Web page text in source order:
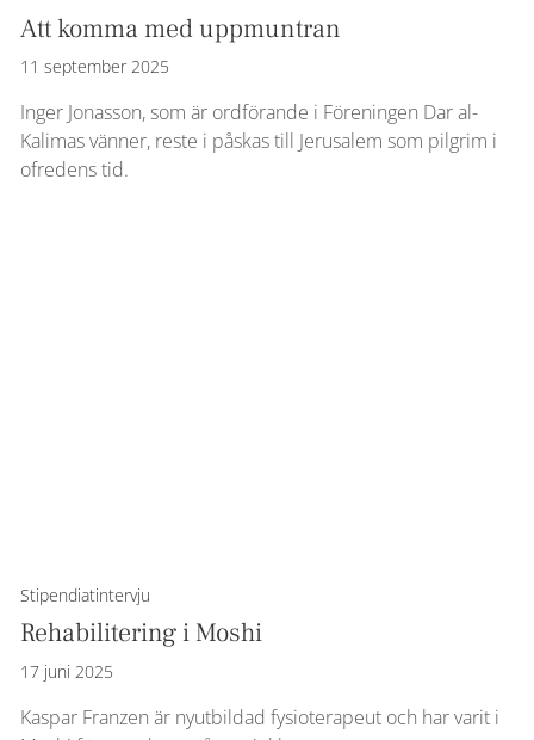
Att komma med uppmuntran
11 september 2025
Inger Jonasson, som är ordförande i Föreningen Dar al-
Kalimas vänner, reste i påskas till Jerusalem som pilgrim i
ofredens tid.
Stipendiatintervju
Rehabilitering i Moshi
17 juni 2025
Kaspar Franzen är nyutbildad fysioterapeut och har varit i